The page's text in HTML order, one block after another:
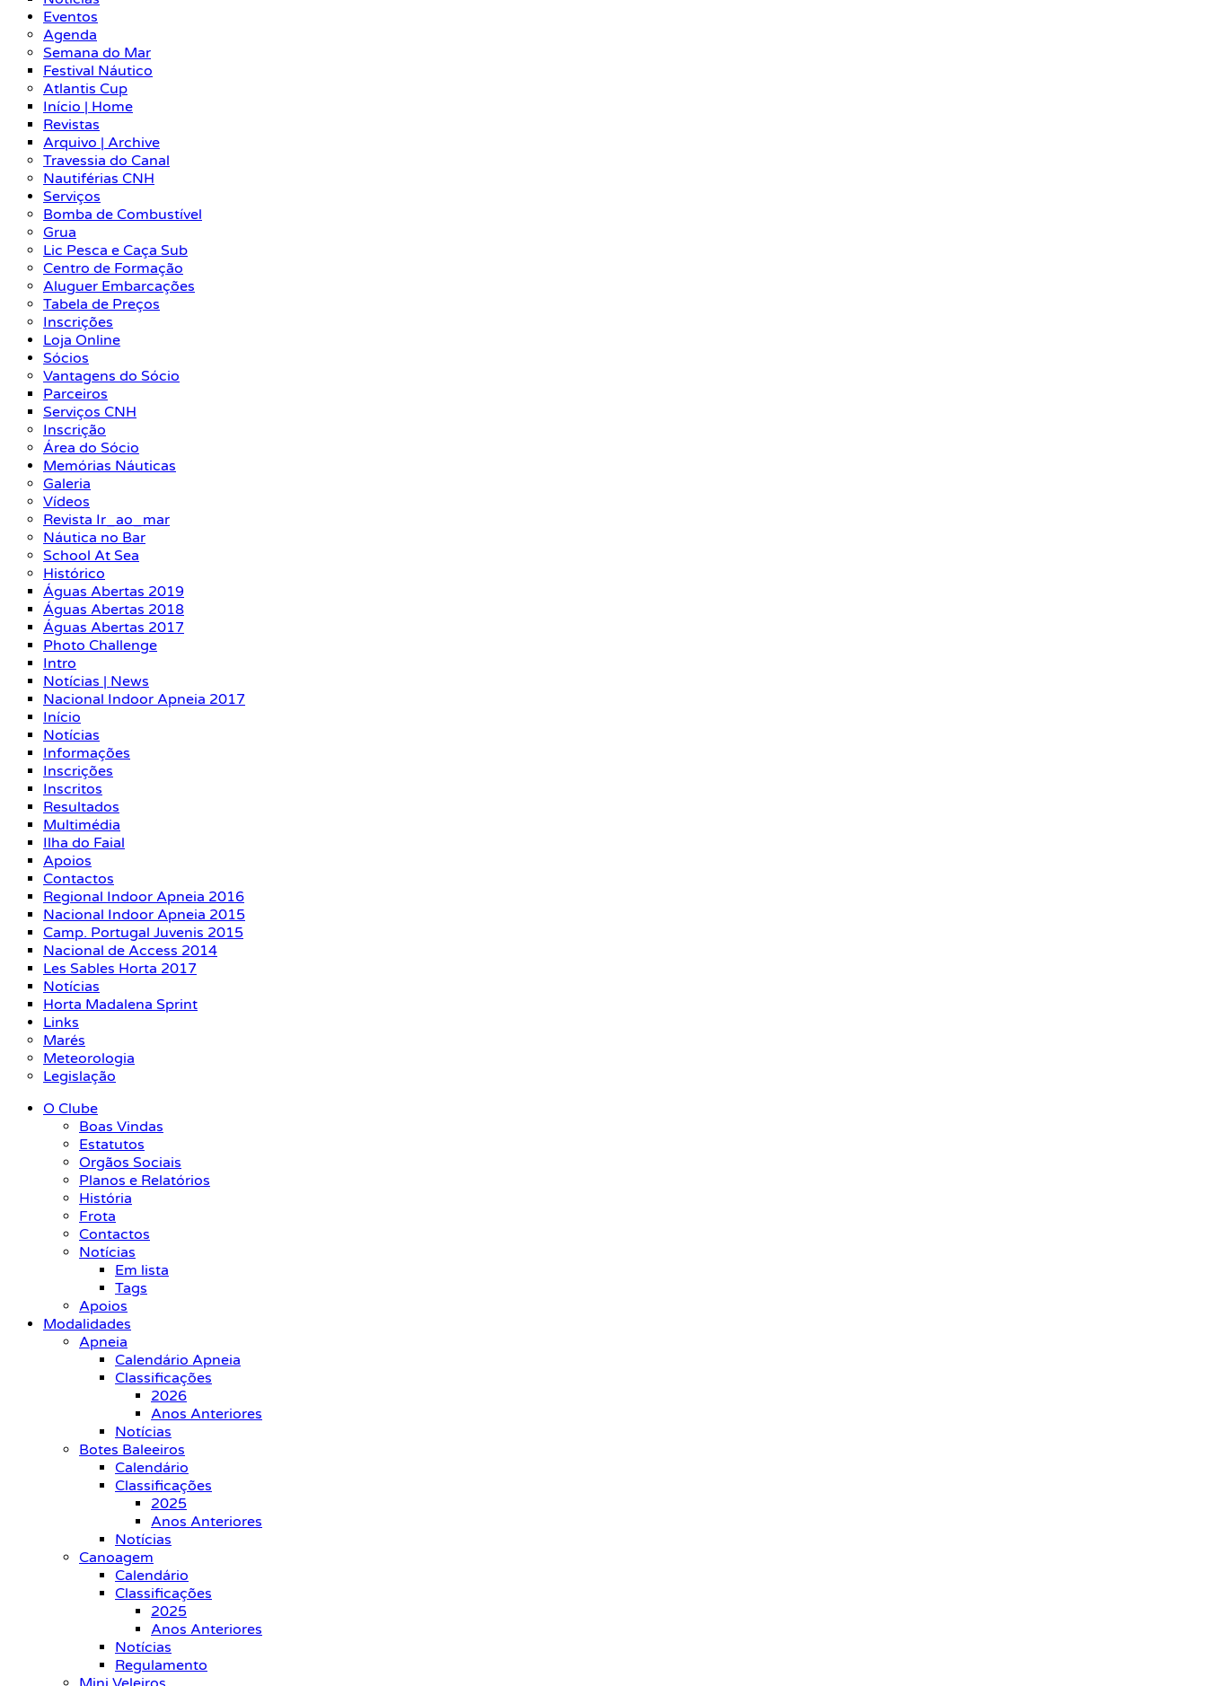
Eventos
Agenda
Semana do Mar
Festival Náutico
Atlantis Cup
Início | Home
Revistas
Arquivo | Archive
Travessia do Canal
Nautiférias CNH
Serviços
Bomba de Combustível
Grua
Lic Pesca e Caça Sub
Centro de Formação
Aluguer Embarcações
Tabela de Preços
Inscrições
Loja Online
Sócios
Vantagens do Sócio
Parceiros
Serviços CNH
Inscrição
Área do Sócio
Memórias Náuticas
Galeria
Vídeos
Revista Ir_ao_mar
Náutica no Bar
School At Sea
Histórico
Águas Abertas 2019
Águas Abertas 2018
Águas Abertas 2017
Photo Challenge
Intro
Notícias | News
Nacional Indoor Apneia 2017
Início
Notícias
Informações
Inscrições
Inscritos
Resultados
Multimédia
Ilha do Faial
Apoios
Contactos
Regional Indoor Apneia 2016
Nacional Indoor Apneia 2015
Camp. Portugal Juvenis 2015
Nacional de Access 2014
Les Sables Horta 2017
Notícias
Horta Madalena Sprint
Links
Marés
Meteorologia
Legislação
O Clube
Boas Vindas
Estatutos
Orgãos Sociais
Planos e Relatórios
História
Frota
Contactos
Notícias
Em lista
Tags
Apoios
Modalidades
Apneia
Calendário Apneia
Classificações
2026
Anos Anteriores
Notícias
Botes Baleeiros
Calendário
Classificações
2025
Anos Anteriores
Notícias
Canoagem
Calendário
Classificações
2025
Anos Anteriores
Notícias
Regulamento